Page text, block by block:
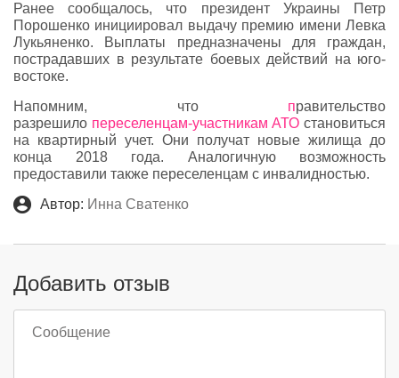
Ранее сообщалось, что президент Украины Петр
Порошенко инициировал выдачу премию имени Левка
Лукьяненко. Выплаты предназначены для граждан,
пострадавших в результате боевых действий на юго-
востоке.
Напомним, что правительство
разрешило переселенцам-участникам АТОстановиться
на квартирный учет. Они получат новые жилища до
конца 2018 года. Аналогичную возможность
предоставили также переселенцам с инвалидностью.
Автор: Инна Сватенко
Добавить отзыв